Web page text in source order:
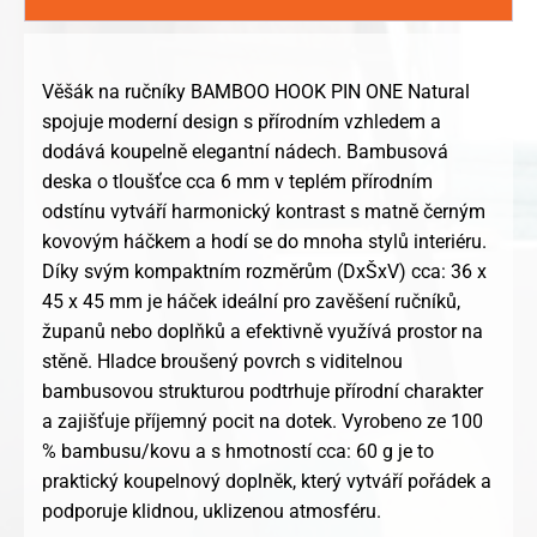
Věšák na ručníky BAMBOO HOOK PIN ONE Natural
spojuje moderní design s přírodním vzhledem a
dodává koupelně elegantní nádech. Bambusová
deska o tloušťce cca 6 mm v teplém přírodním
odstínu vytváří harmonický kontrast s matně černým
kovovým háčkem a hodí se do mnoha stylů interiéru.
Díky svým kompaktním rozměrům (DxŠxV) cca: 36 x
45 x 45 mm je háček ideální pro zavěšení ručníků,
županů nebo doplňků a efektivně využívá prostor na
stěně. Hladce broušený povrch s viditelnou
bambusovou strukturou podtrhuje přírodní charakter
a zajišťuje příjemný pocit na dotek. Vyrobeno ze 100
% bambusu/kovu a s hmotností cca: 60 g je to
praktický koupelnový doplněk, který vytváří pořádek a
podporuje klidnou, uklizenou atmosféru.